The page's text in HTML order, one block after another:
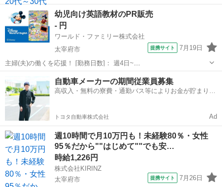
と楽しくお話しするだけ。 在籍ライバーの9割以上が20代～30代の女
性。 同世代が多く、未経験からでも始めやすい環境です。 スマホアプ
リを使ったライブ配...
太宰府市 西鉄五条駅 イベントスタッフ
幼児向け英語教材のPR販売
- 円
ワールド・ファミリー株式会社
太宰府市
提携サイト 7月19日
主婦(夫)の働くを応援！ [勤務日数]： 週4日~
10:00~17:00/10:00~16:00/10:00~15:00/09:30~14:00 [勤務地・最寄
駅]： 福岡県太宰府市 ※勤務エリア選択可 ワールド・フ...
太宰府市 営業
自動車メーカーの期間従業員募集
高収入・無料の寮費・通勤バス等によりお金が貯まりや
トヨタ自動車株式会社 Ad
週10時間で月10万円も！未経験80％・女性
95％だから""はじめて""でも安…
時給1,226円
株式会社KIRINZ
太宰府市
提携サイト 7月26日